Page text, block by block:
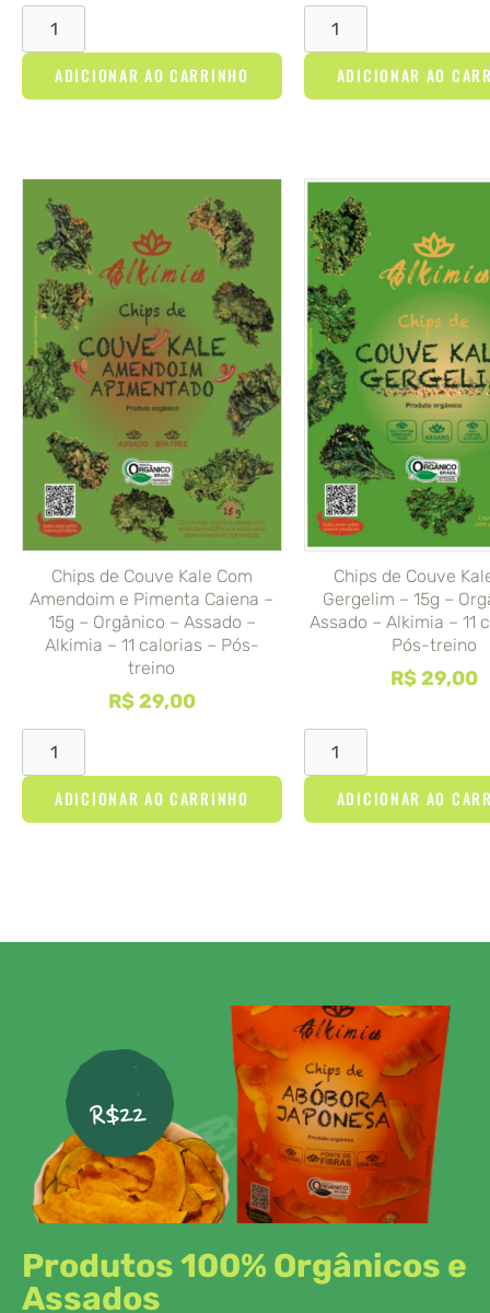
ADICIONAR AO CARRINHO ADICIONAR AO
Chips de Couve Kale Com
Amendoim e Pimenta Caiena –
15g – Orgânico – Assado –
Alkimia – 11 calorias – Pós-
treino
R$29,00
ADICIONAR AO CARRINHO
Chips de Couve
Gergelim – 15g –
Assado – Alkimia – 11
Pós-treino
R$29,00
ADICIONAR AO
R$22
Produtos 100% Orgânicos e
Assados